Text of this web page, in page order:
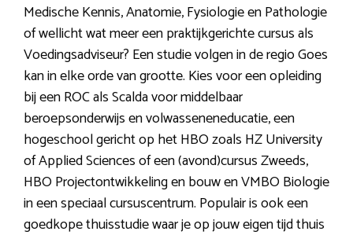
Medische Kennis, Anatomie, Fysiologie en Pathologie
of wellicht wat meer een praktijkgerichte cursus als
Voedingsadviseur? Een studie volgen in de regio Goes
kan in elke orde van grootte. Kies voor een opleiding
bij een ROC als Scalda voor middelbaar
beroepsonderwijs en volwasseneneducatie, een
hogeschool gericht op het HBO zoals HZ University
of Applied Sciences of een (avond)cursus Zweeds,
HBO Projectontwikkeling en bouw en VMBO Biologie
in een speciaal cursuscentrum. Populair is ook een
goedkope thuisstudie waar je op jouw eigen tijd thuis